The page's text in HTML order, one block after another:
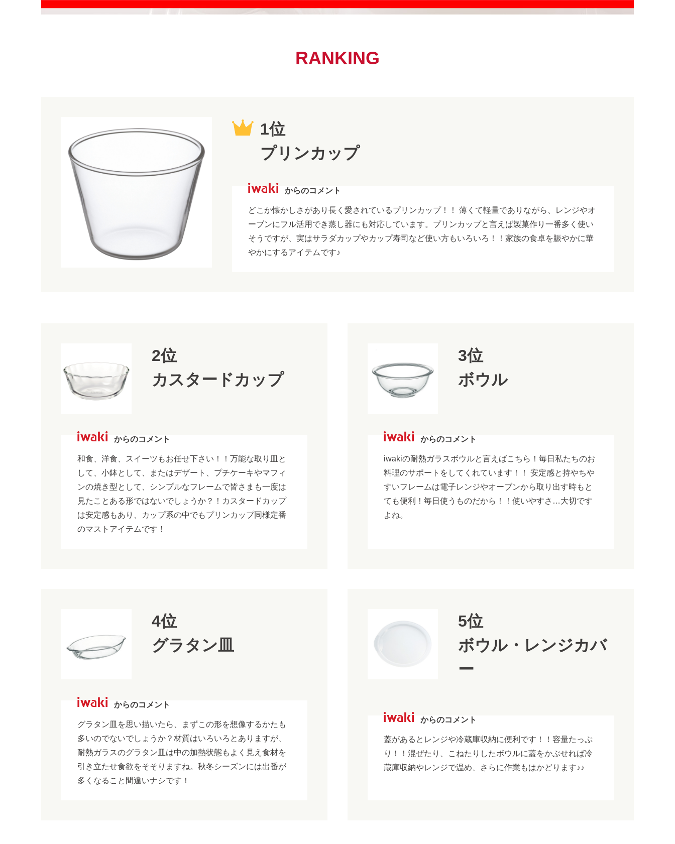
RANKING
1位
プリンカップ
からのコメント
どこか懐かしさがあり長く愛されているプリンカップ！！ 薄くて軽量でありながら、レンジやオ
ーブンにフル活用でき蒸し器にも対応しています。プリンカップと言えば製菓作り一番多く使い
そうですが、実はサラダカップやカップ寿司など使い方もいろいろ！！家族の食卓を賑やかに華
やかにするアイテムです♪
2位
カスタードカップ
からのコメント
和食、洋食、スイーツもお任せ下さい！！万能な取り皿と
して、小鉢として、またはデザート、プチケーキやマフィ
ンの焼き型として、シンプルなフレームで皆さまも一度は
見たことある形ではないでしょうか？！カスタードカップ
は安定感もあり、カップ系の中でもプリンカップ同様定番
のマストアイテムです！
3位
ボウル
からのコメント
iwakiの耐熱ガラスボウルと言えばこちら！毎日私たちのお
料理のサポートをしてくれています！！ 安定感と持やちや
すいフレームは電子レンジやオーブンから取り出す時もと
ても便利！毎日使うものだから！！使いやすさ…大切です
よね。
4位
グラタン皿
からのコメント
グラタン皿を思い描いたら、まずこの形を想像するかたも
多いのでないでしょうか？材質はいろいろとありますが、
耐熱ガラスのグラタン皿は中の加熱状態もよく見え食材を
引き立たせ食欲をそそりますね。秋冬シーズンには出番が
多くなること間違いナシです！
5位
ボウル・レンジカバ
ー
からのコメント
蓋があるとレンジや冷蔵庫収納に便利です！！容量たっぷ
り！！混ぜたり、こねたりしたボウルに蓋をかぶせれば冷
蔵庫収納やレンジで温め、さらに作業もはかどります♪♪